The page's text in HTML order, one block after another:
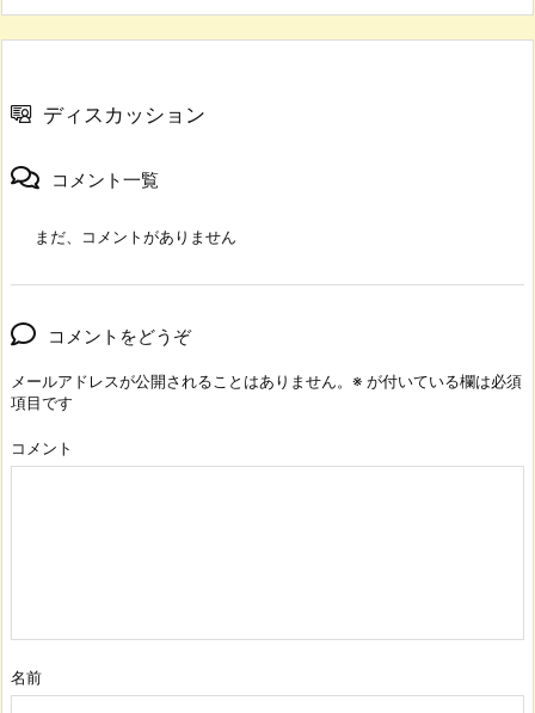
ディスカッション
コメント一覧
まだ、コメントがありません
コメントをどうぞ
メールアドレスが公開されることはありません。 ※ が付いている欄は必須
項目です
コメント
名前